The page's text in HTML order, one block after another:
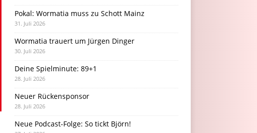
Pokal: Wormatia muss zu Schott Mainz
31. Juli 2026
Wormatia trauert um Jürgen Dinger
30. Juli 2026
Deine Spielminute: 89+1
28. Juli 2026
Neuer Rückensponsor
28. Juli 2026
Neue Podcast-Folge: So tickt Björn!